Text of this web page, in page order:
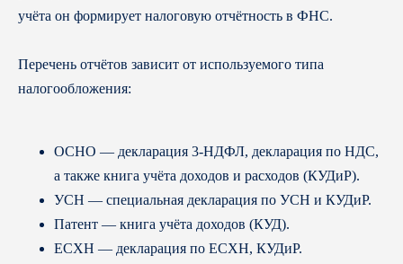
учёта он формирует налоговую отчётность в ФНС.
Перечень отчётов зависит от используемого типа
налогообложения:
ОСНО — декларация 3-НДФЛ, декларация по НДС,
а также книга учёта доходов и расходов (КУДиР).
УСН — специальная декларация по УСН и КУДиР.
Патент — книга учёта доходов (КУД).
ЕСХН — декларация по ЕСХН, КУДиР.